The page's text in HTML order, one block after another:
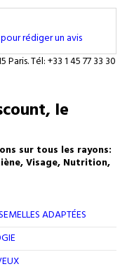
rédiger un avis
Tél: +33 1 45 77 33 30
le
sur tous les rayons:
Visage, Nutrition,
ADAPTÉES